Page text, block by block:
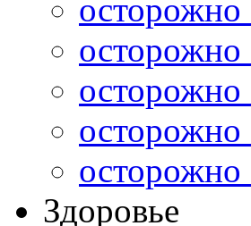
осторожно
осторожно
осторожно
Здоровье